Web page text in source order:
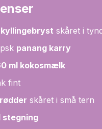
kyllingebryst skåret i
panang karry
ml kokosmælk
fint
skåret i små tern
stegning